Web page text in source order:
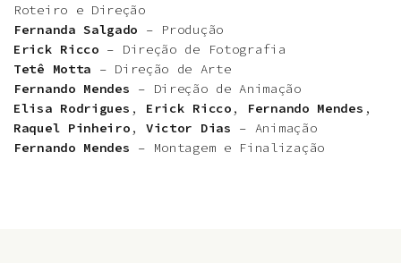
Roteiro e Direção
Fernanda Salgado – Produção
Erick Ricco – Direção de Fotografia
Tetê Motta – Direção de Arte
Fernando Mendes – Direção de Animação
Elisa Rodrigues , Erick Ricco , Fernando Mendes ,
Raquel Pinheiro , Victor Dias – Animação
Fernando Mendes – Montagem e Finalização